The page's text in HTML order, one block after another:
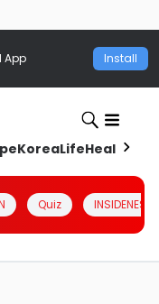
App Install
KoreaLifeHealth
Quiz INSIDENESIA